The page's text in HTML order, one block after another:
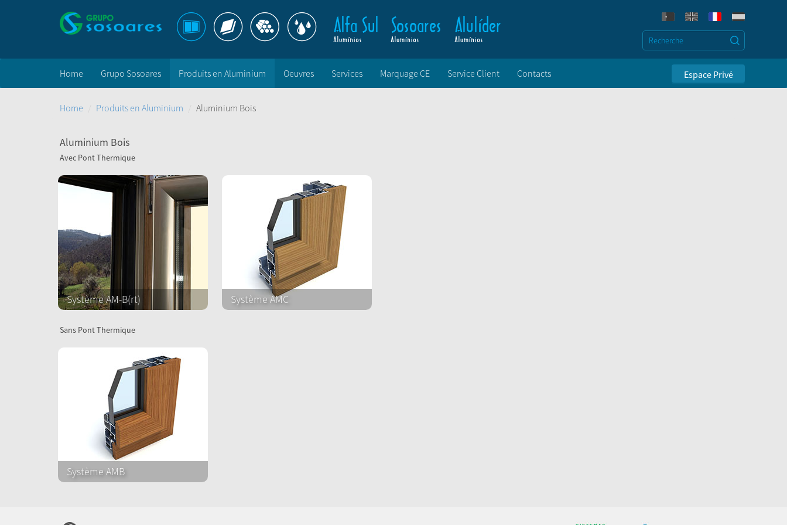
Espace Privé
Home Grupo Sosoares Produits en Aluminium Oeuvres Services Marquage CE Service Client Contacts
Home Produits en Aluminium Aluminium Bois
Aluminium Bois
Avec Pont Thermique
Système AM-B(rt) Système AMC
Sans Pont Thermique
Système AMB